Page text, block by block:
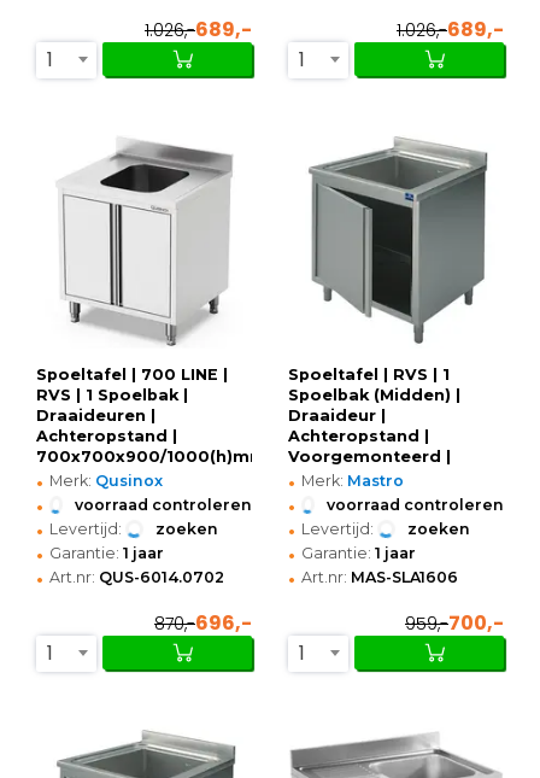
1.026,-689,-
1
1.026,-689,-
1
Spoeltafel | 700 LINE |
RVS | 1 Spoelbak |
Draaideuren |
Achteropstand |
700x700x900/1000(h)mm
• Merk: Qusinox
• voorraad controleren
• Levertijd: zoeken
• Garantie: 1 jaar
• Art.nr: QUS-6014.0702
870,-696,-
1
Spoeltafel | RVS | 1
Spoelbak (Midden) |
Draaideur |
Achteropstand |
Voorgemonteerd |
600x600x850/950(h)mm
• Merk: Mastro
• voorraad controleren
• Levertijd: zoeken
• Garantie: 1 jaar
• Art.nr: MAS-SLA1606
959,-700,-
1